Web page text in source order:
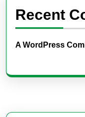
Recent
A WordPress